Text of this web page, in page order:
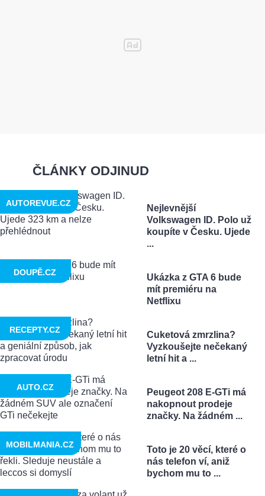
ČLÁNKY ODJINUD
Nejlevnější
Volkswagen ID. Polo už
koupíte v Česku. Ujede
...
AUTOREVUE.CZ
Ukázka z GTA 6 bude
mít premiéru na
Netflixu
DOUPĚ.CZ
Cuketová zmrzlina?
Vyzkoušejte nečekaný
letní hit a ...
RECEPTY.CZ
Peugeot 208 E-GTi má
nakopnout prodeje
značky. Na žádném ...
AUTO.CZ
Toto je 20 věcí, které o
nás telefon ví, aniž
bychom mu to ...
MOBILMANIA.CZ